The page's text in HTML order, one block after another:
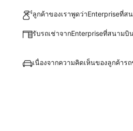
ลูกค้าของเราพูดว่าEnterpriseที่
รับรถเช่าจากEnterpriseที่สนามบิ
เนื่องจากความคิดเห็นของลูกค้าร